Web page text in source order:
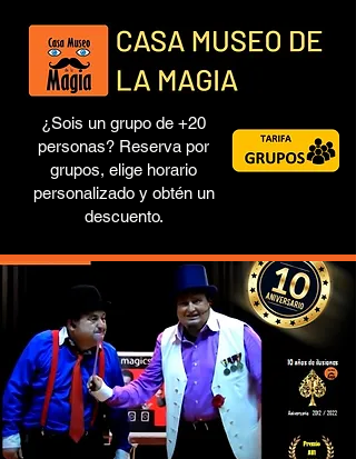
¿Sois un grupo de +20
personas? Reserva por
grupos, elige horario
personalizado y obtén un
descuento.